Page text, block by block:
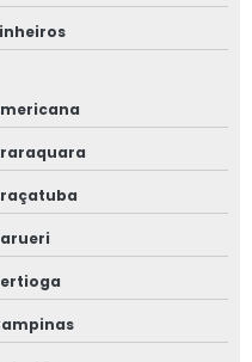
a incêndio